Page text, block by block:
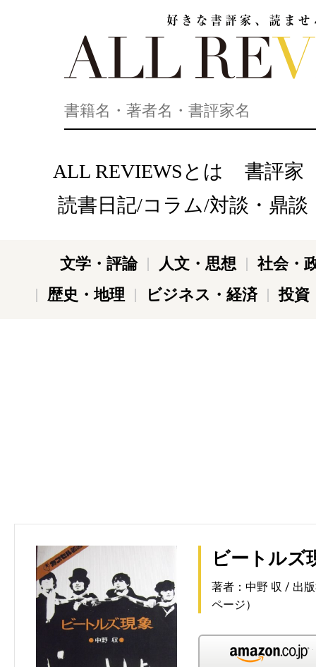
ALL REVIEWSとは
書評家
読書日記/コラム/対談・鼎談
文学・評論 人文・思想
社会・
歴史・地理
ビジネス・経済 投資
ビートルズ
著者：中野 収
出
ページ）